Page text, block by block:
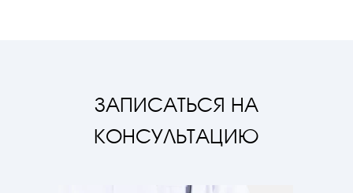
ЗАПИСАТЬСЯ НА
КОНСУЛЬТАЦИЮ